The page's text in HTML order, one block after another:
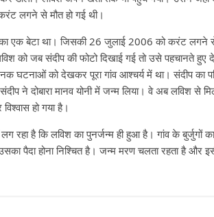
लगने से मौत हो गई थी।
का एक बेटा था। जिसकी 26 जुलाई 2006 को करंट लगने
को जब संदीप की फोटो दिखाई गई तो उसे पहचानते हुए
को देखकर पूरा गांव आश्चर्य में था। संदीप का
ने दोबारा मानव योनी में जन्म लिया। वे अब लविश से
हो गया है।
रहा है कि लविश का पुनर्जन्म ही हुआ है। गांव के बुर्जुगों
पैदा होना निश्चित है। जन्म मरण चलता रहता है और